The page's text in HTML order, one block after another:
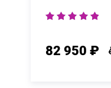
82 950 ₽